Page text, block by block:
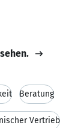
Beratung
Vertrieb